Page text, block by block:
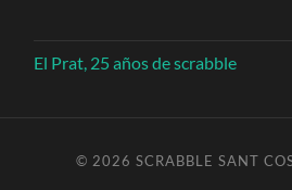
El Prat, 25 años de scrabble
© 2026 SCRABBLE SANT